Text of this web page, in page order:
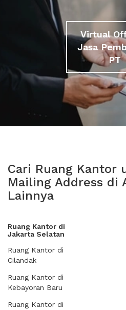
Virtual
Jasa
PT
Cari Ruang Kantor
Mailing Address di
Lainnya
Ruang Kantor di
Jakarta Selatan
Ruang Kantor di
Cilandak
Ruang Kantor di
Kebayoran Baru
Ruang Kantor di